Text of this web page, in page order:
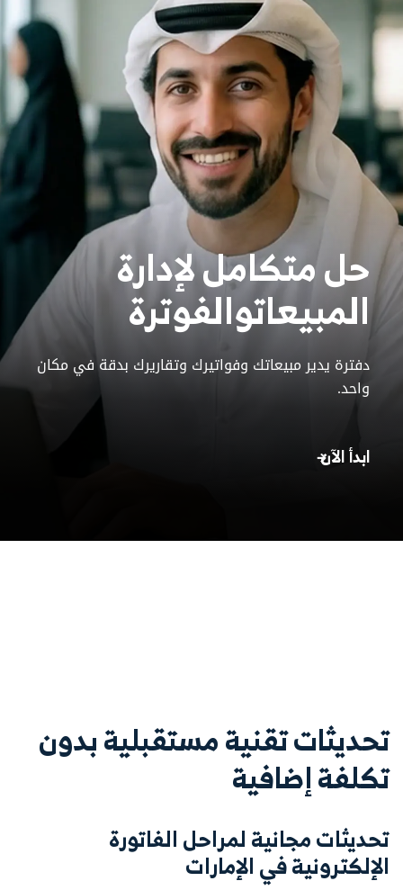
حل متكامل لإدارة
المبيعاتوالفوترة
دفترة يدير مبيعاتك وفواتيرك وتقاريرك بدقة في مكان
واحد.
ابدأ الآن
تحديثات تقنية مستقبلية بدون
تكلفة إضافية
تحديثات مجانية لمراحل الفاتورة
الإلكترونية في الإمارات